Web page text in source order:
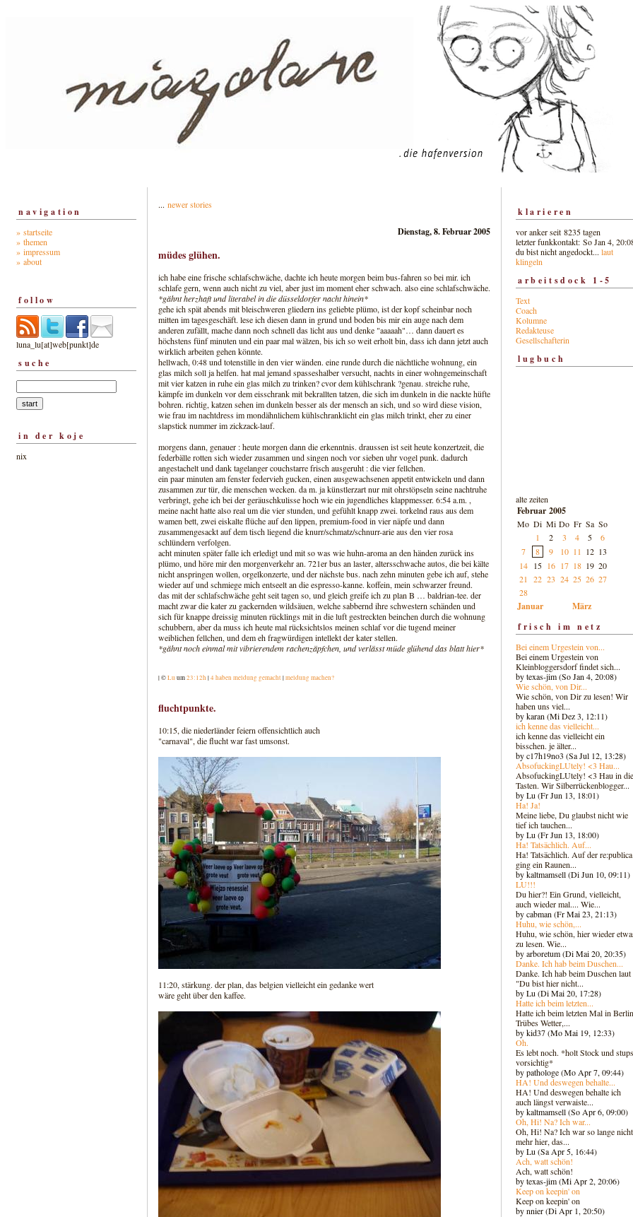
navigation
» startseite
» themen
» impressum
» about
follow
luna_lu[at]web[punkt]de
suche
in der koje
nix
... newer stories
Dienstag, 8. Februar 2005
müdes glühen.
ich habe eine frische schlafschwäche, dachte ich heute morgen beim bus-fahren so bei mir. ich
schlafe gern, wenn auch nicht zu viel, aber just im moment eher schwach. also eine schlafschwäche.
*gähnt herzhaft und literabel in die düsseldorfer nacht hinein*
gehe ich spät abends mit bleischweren gliedern ins geliebte plümo, ist der kopf scheinbar noch
mitten im tagesgeschäft. lese ich diesen dann in grund und boden bis mir ein auge nach dem
anderen zufällt, mache dann noch schnell das licht aus und denke "aaaaah"… dann dauert es
höchstens fünf minuten und ein paar mal wälzen, bis ich so weit erholt bin, dass ich dann jetzt auch
wirklich arbeiten gehen könnte.
hellwach, 0:48 und totenstille in den vier wänden. eine runde durch die nächtliche wohnung, ein
glas milch soll ja helfen. hat mal jemand spasseshalber versucht, nachts in einer wohngemeinschaft
mit vier katzen in ruhe ein glas milch zu trinken? cvor dem kühlschrank ?genau. streiche ruhe,
kämpfe im dunkeln vor dem eisschrank mit bekrallten tatzen, die sich im dunkeln in die nackte hüfte
bohren. richtig, katzen sehen im dunkeln besser als der mensch an sich, und so wird diese vision,
wie frau im nachtdress im mondähnlichem kühlschranklicht ein glas milch trinkt, eher zu einer
slapstick nummer im zickzack-lauf.
morgens dann, genauer : heute morgen dann die erkenntnis. draussen ist seit heute konzertzeit, die
federbälle rotten sich wieder zusammen und singen noch vor sieben uhr vogel punk. dadurch
angestachelt und dank tagelanger couchstarre frisch ausgeruht : die vier fellchen.
ein paar minuten am fenster federvieh gucken, einen ausgewachsenen appetit entwickeln und dann
zusammen zur tür, die menschen wecken. da m. ja künstlerzart nur mit ohrstöpseln seine nachtruhe
verbringt, gehe ich bei der geräuschkulisse hoch wie ein jugendliches klappmesser. 6:54 a.m. ,
meine nacht hatte also real um die vier stunden, und gefühlt knapp zwei. torkelnd raus aus dem
wamen bett, zwei eiskalte flüche auf den lippen, premium-food in vier näpfe und dann
zusammengesackt auf dem tisch liegend die knurr/schmatz/schnurr-arie aus den vier rosa
schlündern verfolgen.
acht minuten später falle ich erledigt und mit so was wie huhn-aroma an den händen zurück ins
plümo, und höre mir den morgenverkehr an. 721er bus an laster, altersschwache autos, die bei kälte
nicht anspringen wollen, orgelkonzerte, und der nächste bus. nach zehn minuten gebe ich auf, stehe
wieder auf und schmiege mich entseelt an die espresso-kanne. koffein, mein schwarzer freund.
das mit der schlafschwäche geht seit tagen so, und gleich greife ich zu plan B … baldrian-tee. der
macht zwar die kater zu gackernden wildsäuen, welche sabbernd ihre schwestern schänden und
sich für knappe dreissig minuten rücklings mit in die luft gestreckten beinchen durch die wohnung
schubbern, aber da muss ich heute mal rücksichtslos meinen schlaf vor die tugend meiner
weiblichen fellchen, und dem eh fragwürdigen intellekt der kater stellen.
*gähnt noch einmal mit vibrierendem rachenzäpfchen, und verlässt müde glühend das blatt hier*
| ©Lu um23:12h |4 haben meldung gemacht|meldung machen?
fluchtpunkte.
10:15, die niederländer feiern offensichtlich auch
"carnaval", die flucht war fast umsonst.
11:20, stärkung. der plan, das belgien vielleicht ein gedanke wert
wäre geht über den kaffee.
klarieren
vor anker seit 8235 tagen
letzter funkkontakt: So Jan 4,
du bist nicht angedockt... laut
klingeln
arbeitsdock 1-5
Text
Coach
Kolumne
Redakteuse
Gesellschafterin
lugbuch
alte zeiten
Februar 2005
Mo Di Mi Do Fr Sa So
1
2 3 4 5
6
7
8 9 10 11 12 13
14
15 16 17 18 19 20
21
22 23 24 25 26 27
28
Januar
März
frisch im netz
Bei einem Urgestein von...
Bei einem Urgestein von
Kleinbloggersdorf findet sich...
by texas-jim (So Jan 4, 20:08)
Wie schön, von Dir...
Wie schön, von Dir zu lesen! Wir
haben uns viel...
by karan (Mi Dez 3, 12:11)
ich kenne das vielleicht...
ich kenne das vielleicht ein
bisschen. je älter...
by c17h19no3 (Sa Jul 12, 13:28)
AbsofuckingLUtely! <3 Hau...
AbsofuckingLUtely! <3 Hau in die
Tasten. Wir Silberrückenblogger...
by Lu (Fr Jun 13, 18:01)
Ha! Ja!
Meine liebe, Du glaubst nicht wie
tief ich tauchen...
by Lu (Fr Jun 13, 18:00)
Ha! Tatsächlich. Auf...
Ha! Tatsächlich. Auf der re:publica
ging ein Raunen...
by kaltmamsell (Di Jun 10, 09:11)
LU!!!
Du hier?! Ein Grund, vielleicht,
auch wieder mal.... Wie...
by cabman (Fr Mai 23, 21:13)
Huhu, wie schön,...
Huhu, wie schön, hier wieder
zu lesen. Wie...
by arboretum (Di Mai 20, 20:35)
Danke. Ich hab beim Duschen...
Danke. Ich hab beim Duschen laut
"Du bist hier nicht...
by Lu (Di Mai 20, 17:28)
Hatte ich beim letzten...
Hatte ich beim letzten Mal in
Trübes Wetter,...
by kid37 (Mo Mai 19, 12:33)
Oh.
Es lebt noch. *holt Stock und
vorsichtig*
by pathologe (Mo Apr 7, 09:44)
HA! Und deswegen behalte...
HA! Und deswegen behalte ich
auch längst verwaiste...
by kaltmamsell (So Apr 6, 09:00)
Oh, Hi! Na? Ich war...
Oh, Hi! Na? Ich war so lange nicht
mehr hier, das...
by Lu (Sa Apr 5, 16:44)
Ach, watt schön!
Ach, watt schön!
by texas-jim (Mi Apr 2, 20:06)
Keep on keepin' on
Keep on keepin' on
by nnier (Di Apr 1, 20:50)